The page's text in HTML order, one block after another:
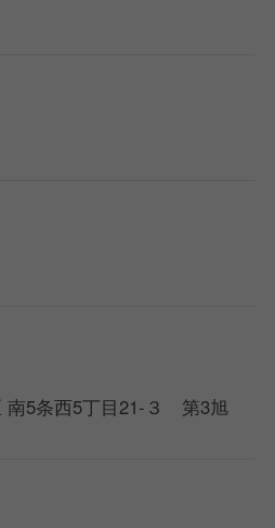
南5条西5丁目21-３ 第3旭